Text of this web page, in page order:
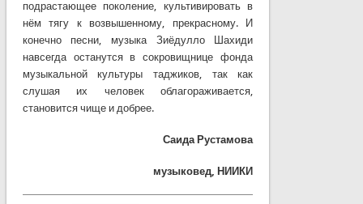
подрастающее поколение, культивировать в
нём тягу к возвышенному, прекрасному. И
конечно песни, музыка Зиёдулло Шахиди
навсегда останутся в сокровищнице фонда
музыкальной культуры таджиков, так как
слушая их человек облагораживается,
становится чище и добрее.
Саида Рустамова
музыковед, НИИКИ